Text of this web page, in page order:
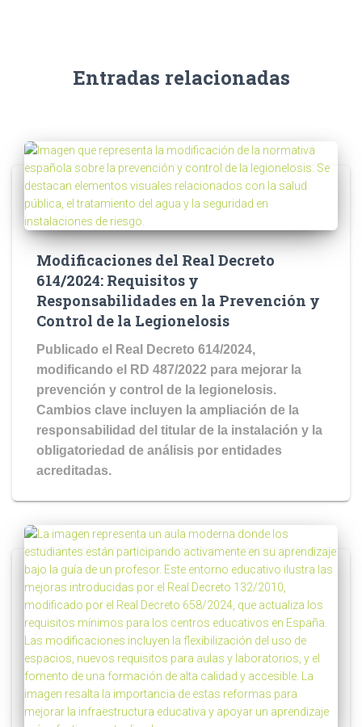
Entradas relacionadas
Modificaciones del Real Decreto
614/2024: Requisitos y
Responsabilidades en la Prevención y
Control de la Legionelosis
Publicado el Real Decreto 614/2024,
modificando el RD 487/2022 para mejorar la
prevención y control de la legionelosis.
Cambios clave incluyen la ampliación de la
responsabilidad del titular de la instalación y la
obligatoriedad de análisis por entidades
acreditadas.